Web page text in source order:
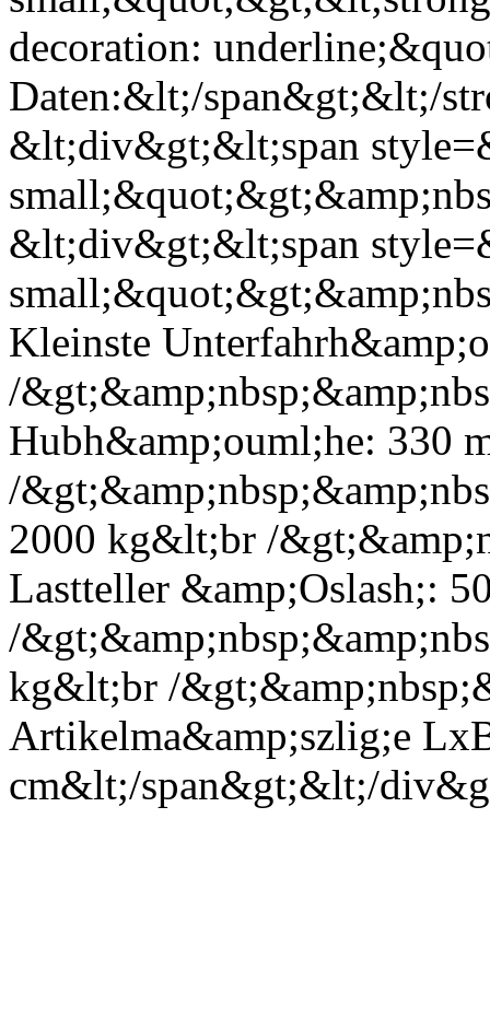
decoration:
Daten:&lt;/span&gt;&lt;/
&lt;div&gt;&lt;span
&lt;div&gt;&lt;span
Kleinste
/
Hubh&amp;ouml;he: 330
/
2000 kg&lt;br /
Lastteller &amp;Oslash;:
/
kg&lt;br /
Artikelma&amp;szlig;e
cm&lt;/span&gt;&lt;/